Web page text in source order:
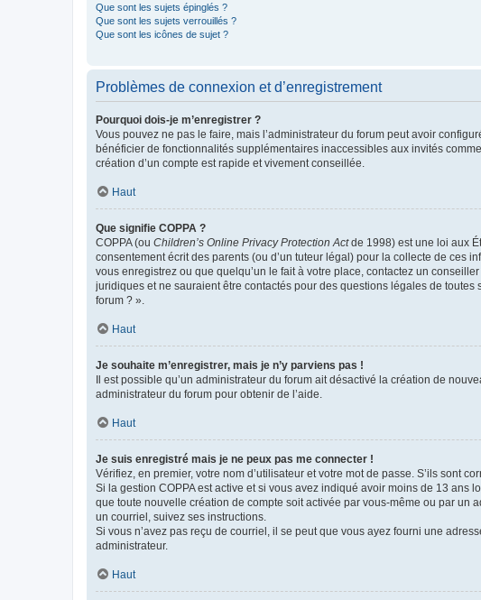
Que sont les sujets épinglés ?
Que sont les sujets verrouillés ?
Que sont les icônes de sujet ?
Problèmes de connexion et d’enregistrement
Pourquoi dois-je m’enregistrer ?
Vous pouvez ne pas le faire, mais l’administrateur du forum peut avoir
bénéficier de fonctionnalités supplémentaires inaccessibles aux invités
création d’un compte est rapide et vivement conseillée.
Haut
Que signifie COPPA ?
COPPA (ou Children’s Online Privacy Protection Actde 1998) est une loi aux
consentement écrit des parents (ou d’un tuteur légal) pour la collecte de ces
vous enregistrez ou que quelqu’un le fait à votre place, contactez un
juridiques et ne sauraient être contactés pour des questions légales de
forum ? ».
Haut
Je souhaite m’enregistrer, mais je n’y parviens pas !
Il est possible qu’un administrateur du forum ait désactivé la création de
administrateur du forum pour obtenir de l’aide.
Haut
Je suis enregistré mais je ne peux pas me connecter !
Vérifiez, en premier, votre nom d’utilisateur et votre mot de passe. S’ils sont
Si la gestion COPPA est active et si vous avez indiqué avoir moins de 13 ans
que toute nouvelle création de compte soit activée par vous-même ou par un
un courriel, suivez ses instructions.
Si vous n’avez pas reçu de courriel, il se peut que vous ayez fourni une
administrateur.
Haut